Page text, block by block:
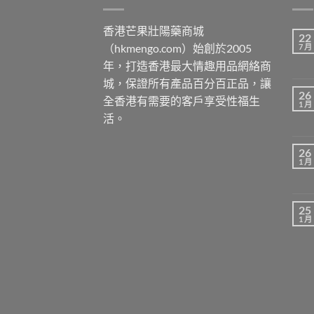
香港芒果壯陽藥商城
（hkmengo.com）始創於2005
年，打造香港最大情趣用品網絡商
城，保證所有產品百分百正品，讓
全香港有需要的客戶享受性福生
活。
22
7 月
26
1 月
26
1 月
25
1 月